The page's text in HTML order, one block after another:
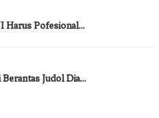
Harus Pofesional…
Judol Dia…